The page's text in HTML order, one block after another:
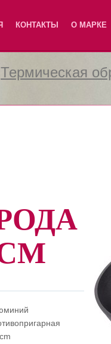
КОНТАКТЫ О МАРКЕ
Термическая